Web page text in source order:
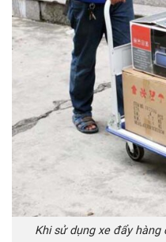
Khi sử dụng xe đẩy